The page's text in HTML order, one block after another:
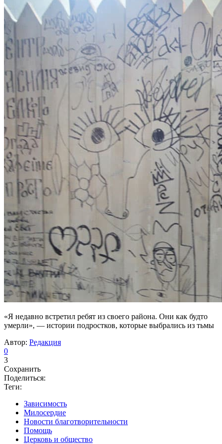
«Я недавно встретил ребят из своего района. Они как будто
умерли», — истории подростков, которые выбрались из тьмы
Автор: Редакция
0
3
Сохранить
Поделиться:
Теги:
Зависимость
Милосердие
Новости благотворительности
Помощь
Церковь и общество